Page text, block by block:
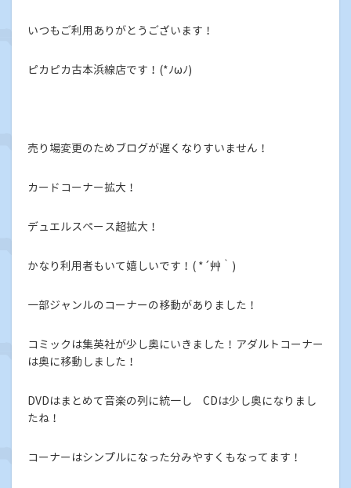
いつもご利用ありがとうございます！
ピカピカ古本浜線店です！(*ﾉωﾉ)
売り場変更のためブログが遅くなりすいません！
カードコーナー拡大！
デュエルスペース超拡大！
かなり利用者もいて嬉しいです！( *´艸｀)
一部ジャンルのコーナーの移動がありました！
コミックは集英社が少し奥にいきました！アダルトコーナー
は奥に移動しました！
DVDはまとめて音楽の列に統一し CDは少し奥になりまし
たね！
コーナーはシンプルになった分みやすくもなってます！